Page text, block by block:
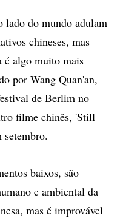
do mundo adulam
chineses, mas
é algo muito mais
por Wang Quan'an,
de Berlim no
filme chinês, 'Still
baixos, são
e ambiental da
mas é improvável